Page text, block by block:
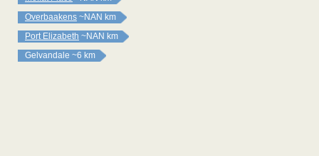
Overbaakens ~NAN km
Port Elizabeth ~NAN km
Gelvandale ~6 km